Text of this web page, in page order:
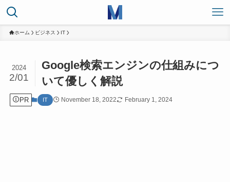
ホーム ビジネス IT
Google検索エンジンの仕組みにつ
いて優しく解説
2024
2/01
PR IT November 18, 2022 February 1, 2024